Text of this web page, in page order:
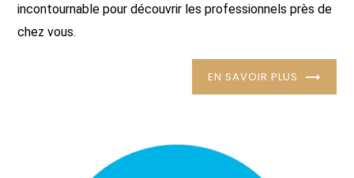
incontournable pour découvrir les professionnels près de
chez vous.
EN SAVOIR PLUS